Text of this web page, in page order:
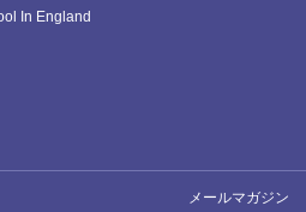
In England
メールマガジン